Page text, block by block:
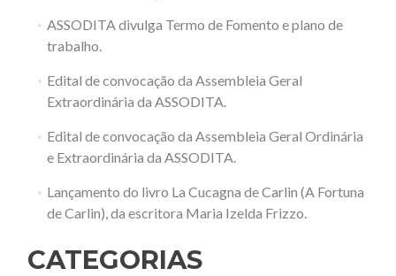
ASSODITA divulga Termo de Fomento e plano de
trabalho.
Edital de convocação da Assembleia Geral
Extraordinária da ASSODITA.
Edital de convocação da Assembleia Geral Ordinária
e Extraordinária da ASSODITA.
Lançamento do livro La Cucagna de Carlin (A Fortuna
de Carlin), da escritora Maria Izelda Frizzo.
CATEGORIAS